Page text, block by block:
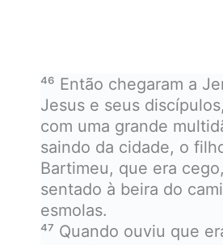
⁴⁶ Então chegaram a
Jesus e seus
com uma grande
saindo da cidade, o
Bartimeu, que era
sentado à beira do
esmolas.
⁴⁷ Quando ouviu que